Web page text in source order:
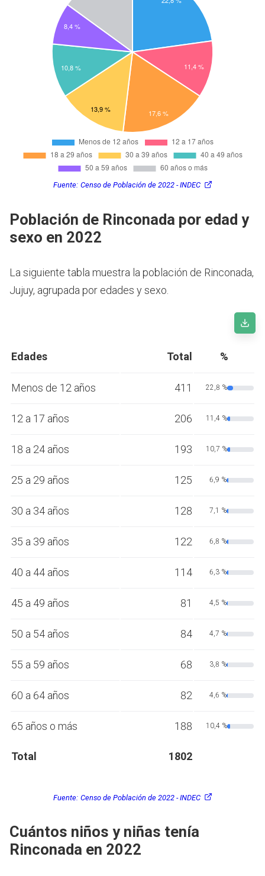
Fuente: Censo de Población de 2022 - INDEC
Población de Rinconada por edad y
sexo en 2022
La siguiente tabla muestra la población de Rinconada,
Jujuy, agrupada por edades y sexo.
Edades Total %
Menos de 12 años 411 22,8 %
12 a 17 años 206 11,4 %
18 a 24 años 193 10,7 %
25 a 29 años 125 6,9 %
30 a 34 años 128 7,1 %
35 a 39 años 122 6,8 %
40 a 44 años 114 6,3 %
45 a 49 años 81 4,5 %
50 a 54 años 84 4,7 %
55 a 59 años 68 3,8 %
60 a 64 años 82 4,6 %
65 años o más 188 10,4 %
Total 1802
Fuente: Censo de Población de 2022 - INDEC
Cuántos niños y niñas tenía
Rinconada en 2022